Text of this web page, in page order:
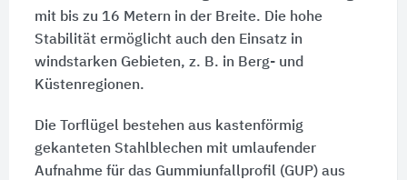
mit bis zu 16 Metern in der Breite. Die hohe
Stabilität ermöglicht auch den Einsatz in
windstarken Gebieten, z. B. in Berg- und
Küstenregionen.
Die Torflügel bestehen aus kastenförmig
gekanteten Stahlblechen mit umlaufender
Aufnahme für das Gummiunfallprofil (GUP) aus